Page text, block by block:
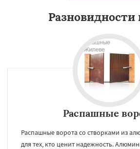
Разновидности
Распашные
Распашные ворота со створками из
для тех, кто ценит надежность.